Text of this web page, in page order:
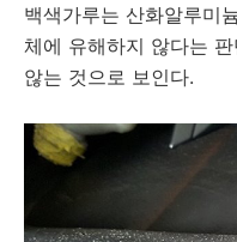
백색가루는 산화알루미
체에 유해하지 않다는
않는 것으로 보인다.